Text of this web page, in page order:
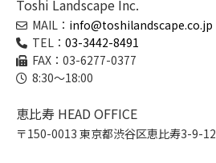
Toshi Landscape Inc.
MAIL： info@toshilandscape.co.jp
TEL： 03-3442-8491
FAX：03-6277-0377
8:30～18:00
恵比寿 HEAD OFFICE
〒150-0013 東京都渋谷区恵比寿3-9-12